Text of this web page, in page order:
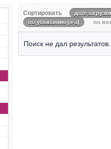
Сортировать
дате загрузки
по убыванию (я-а)
по
Поиск не дал результатов.